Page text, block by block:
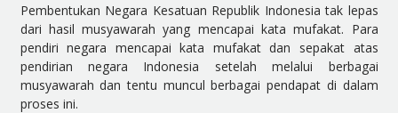
Pembentukan Negara Kesatuan Republik Indonesia tak lepas
dari hasil musyawarah yang mencapai kata mufakat. Para
pendiri negara mencapai kata mufakat dan sepakat atas
pendirian negara Indonesia setelah melalui berbagai
musyawarah dan tentu muncul berbagai pendapat di dalam
proses ini.